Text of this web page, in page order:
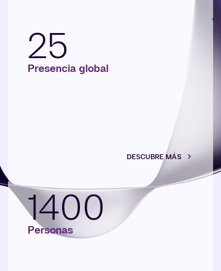
25
Presencia global
DESCUBRE MÁS
1400
Personas